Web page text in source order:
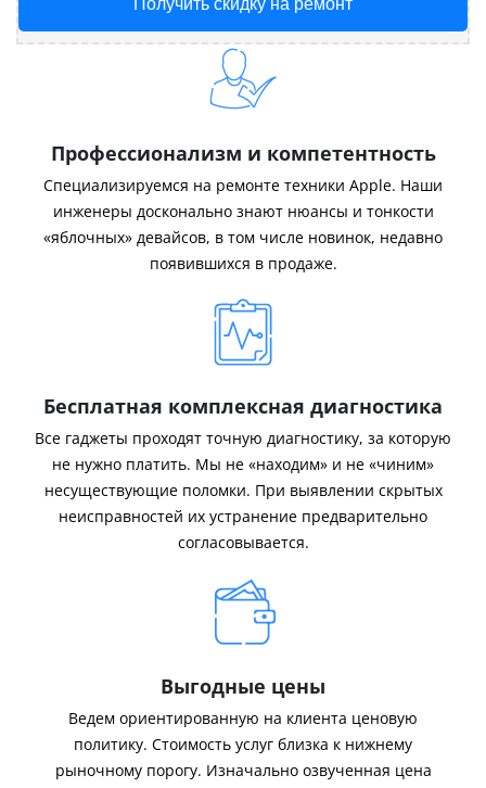
Профессионализм и компетентность
Специализируемся на ремонте техники Apple. Наши
инженеры досконально знают нюансы и тонкости
«яблочных» девайсов, в том числе новинок, недавно
появившихся в продаже.
Бесплатная комплексная диагностика
Все гаджеты проходят точную диагностику, за которую
не нужно платить. Мы не «находим» и не «чиним»
несуществующие поломки. При выявлении скрытых
неисправностей их устранение предварительно
согласовывается.
Выгодные цены
Ведем ориентированную на клиента ценовую
политику. Стоимость услуг близка к нижнему
рыночному порогу. Изначально озвученная цена